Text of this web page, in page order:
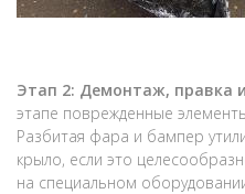
Этап 2: Демонтаж, правка
этапе поврежденные
Разбитая фара и бампер
крыло, если это
на специальном